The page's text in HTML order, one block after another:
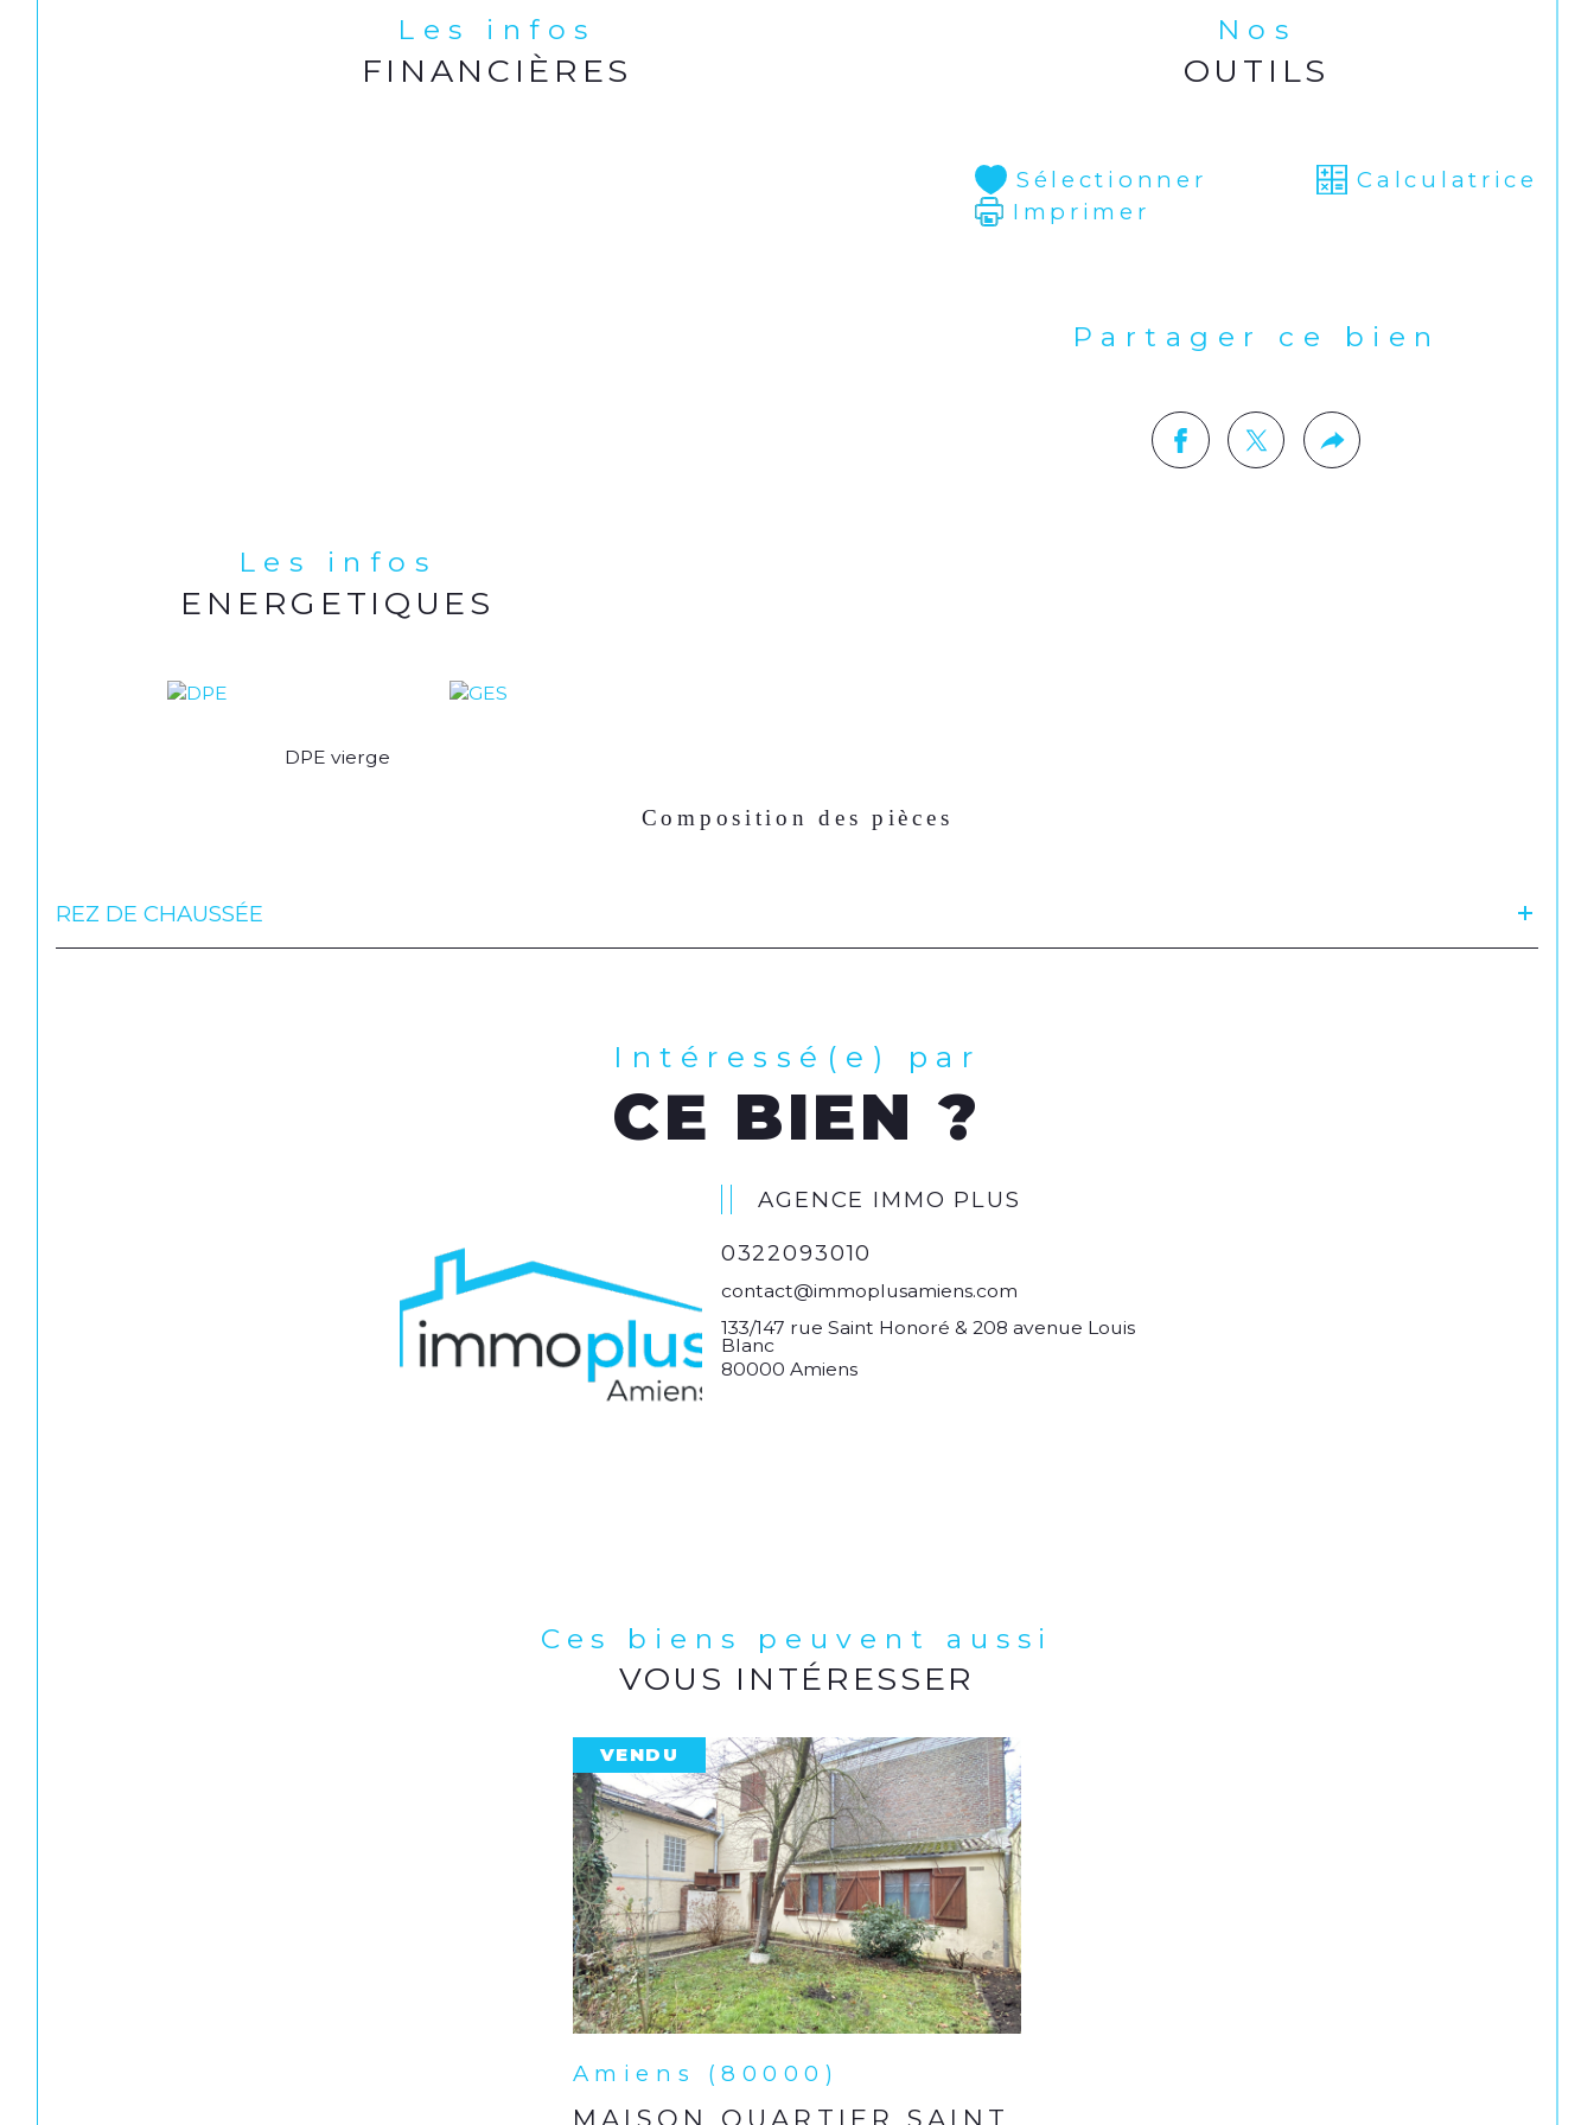
Les infos
FINANCIÈRES
Nos
OUTILS
Sélectionner
Calculatrice
Imprimer
Partager ce bien
Les infos
ENERGETIQUES
DPE vierge
Composition des pièces
REZ DE CHAUSSÉE
Intéressé(e) par
CE BIEN ?
AGENCE IMMO PLUS
0322093010
contact@immoplusamiens.com
133/147 rue Saint Honoré & 208 avenue Louis
Blanc
80000 Amiens
Ces biens peuvent aussi
VOUS INTÉRESSER
VENDU
Amiens (80000)
MAISON QUARTIER SAINT